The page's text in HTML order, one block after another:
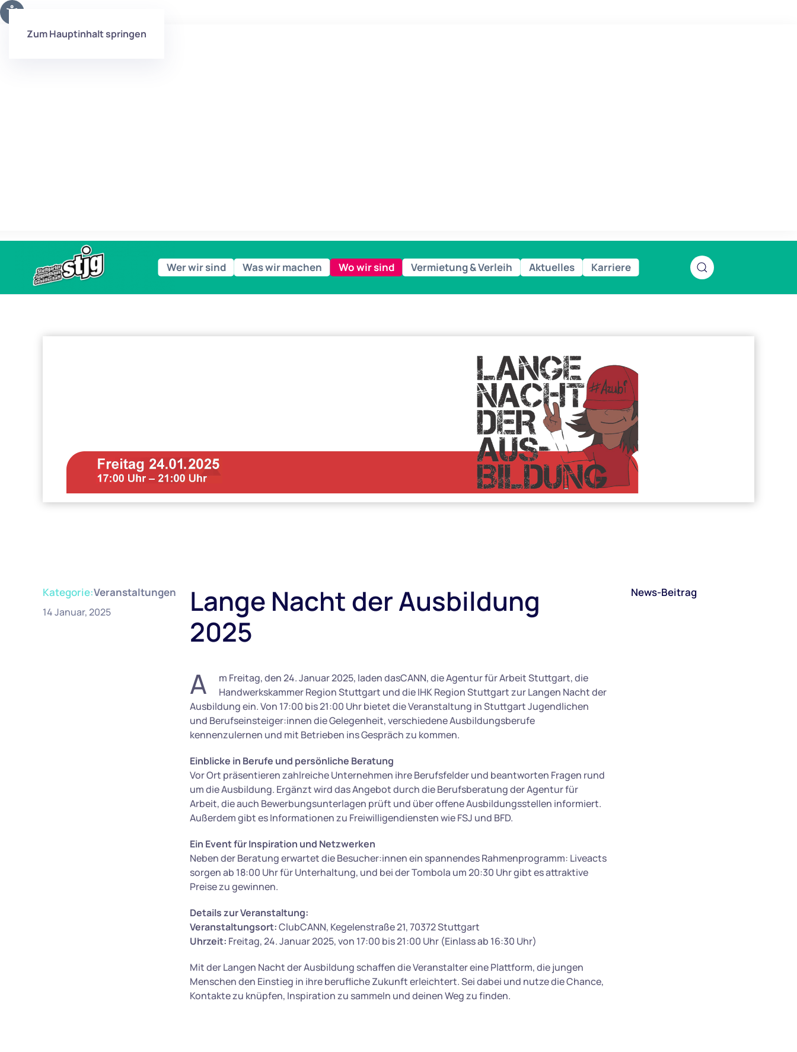
Zum Hauptinhalt springen
Wer wir sind Was wir machen Wo wir sind Vermietung & Verleih Aktuelles Karriere
Kategorie:Veranstaltungen
14 Januar, 2025
Lange Nacht der Ausbildung
2025
A
m Freitag, den 24. Januar 2025, laden dasCANN, die Agentur für Arbeit Stuttgart, die
Handwerkskammer Region Stuttgart und die IHK Region Stuttgart zur Langen Nacht der
Ausbildung ein. Von 17:00 bis 21:00 Uhr bietet die Veranstaltung in Stuttgart Jugendlichen
und Berufseinsteiger:innen die Gelegenheit, verschiedene Ausbildungsberufe
kennenzulernen und mit Betrieben ins Gespräch zu kommen.
Einblicke in Berufe und persönliche Beratung
Vor Ort präsentieren zahlreiche Unternehmen ihre Berufsfelder und beantworten Fragen rund
um die Ausbildung. Ergänzt wird das Angebot durch die Berufsberatung der Agentur für
Arbeit, die auch Bewerbungsunterlagen prüft und über offene Ausbildungsstellen informiert.
Außerdem gibt es Informationen zu Freiwilligendiensten wie FSJ und BFD.
Ein Event für Inspiration und Netzwerken
Neben der Beratung erwartet die Besucher:innen ein spannendes Rahmenprogramm: Liveacts
sorgen ab 18:00 Uhr für Unterhaltung, und bei der Tombola um 20:30 Uhr gibt es attraktive
Preise zu gewinnen.
Details zur Veranstaltung:
Veranstaltungsort:ClubCANN, Kegelenstraße 21, 70372 Stuttgart
Uhrzeit: Freitag, 24. Januar 2025, von 17:00 bis 21:00 Uhr (Einlass ab 16:30 Uhr)
Mit der Langen Nacht der Ausbildung schaffen die Veranstalter eine Plattform, die jungen
Menschen den Einstieg in ihre berufliche Zukunft erleichtert. Sei dabei und nutze die Chance,
Kontakte zu knüpfen, Inspiration zu sammeln und deinen Weg zu finden.
News-Beitrag